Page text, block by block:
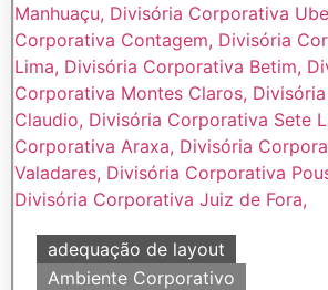
adequação de layout
Ambiente Corporativo